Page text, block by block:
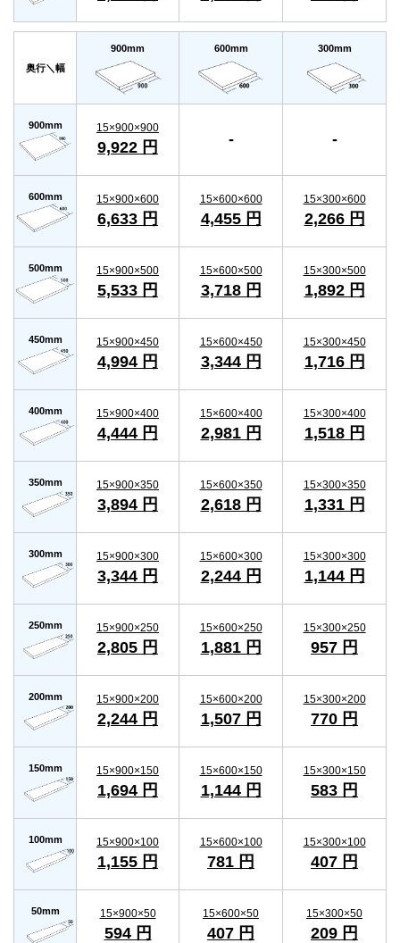
奥行＼幅
900mm 600mm 300mm
900mm 15×900×900
9,922 円 - -
600mm 15×900×600
6,633 円
15×600×600
4,455 円
15×300×600
2,266 円
500mm 15×900×500
5,533 円
15×600×500
3,718 円
15×300×500
1,892 円
450mm 15×900×450
4,994 円
15×600×450
3,344 円
15×300×450
1,716 円
400mm 15×900×400
4,444 円
15×600×400
2,981 円
15×300×400
1,518 円
350mm 15×900×350
3,894 円
15×600×350
2,618 円
15×300×350
1,331 円
300mm 15×900×300
3,344 円
15×600×300
2,244 円
15×300×300
1,144 円
250mm 15×900×250
2,805 円
15×600×250
1,881 円
15×300×250
957 円
200mm 15×900×200
2,244 円
15×600×200
1,507 円
15×300×200
770 円
150mm 15×900×150
1,694 円
15×600×150
1,144 円
15×300×150
583 円
100mm 15×900×100
1,155 円
15×600×100
781 円
15×300×100
407 円
50mm 15×900×50
594 円
15×600×50
407 円
15×300×50
209 円